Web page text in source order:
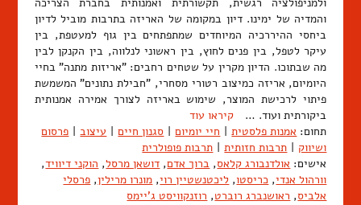
והמדיה של ימינו. דיון במקומה של האריזה בתרבות מוביל לדיון
ביחסי ההיררכיה המיוחדים שמתפתחים בין גוף למעטפת, בין
עיקר לטפל, בין פנים לחוץ, בין ראשוני לנלווה, בין הקנקן לבין
מה שבתוכו. הדיון מקרין על שטחים רחבים: "אריזות מתנה" בחיי
היומיום, אריזה כמיצוב רטורי מסחרי, "חבילת נתונים" המשמשת
פיתוי לרכישת המוצר, שימוש באריזה לצורך אמירה אמנותית
ביקורתית ועוד. … קיראו עוד
תחום: אמנות פלסטית | חיי יומיום | סגנון חיים | עיצוב | פרסום
ושיווק | תרבות חזותית | תרבות פופולרית
אישים: אולדנבורג קלאס, ברוך אדם, דושאן מרסל, הוקני דיוויד,
וורהול אנדי, כריסטו, ליכטנשטיין רוי, מונרו מרילין, פרסלי
אלביס, ראושנברג רוברט, רוזנקוויסט ג'יימס